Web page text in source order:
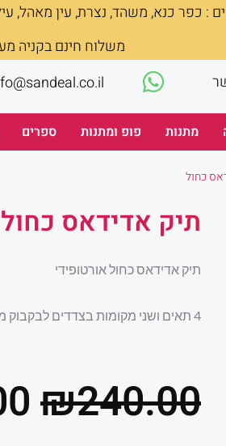
: כפר כנא, משהד, נצרת, עין מאהל,
משלוח חינם בקניה מעל 200
מתנות פופ ומתנות ספרים
כחול
תיק אדידאס כחול
תיק אדידאס כחול אורטופידי
4 תאים ושני מקומות בצדדים לבקבוק מים
₪240.00